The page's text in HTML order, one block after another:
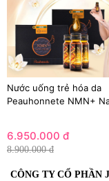
Nước uống trẻ hóa da
Peauhonnete NMN+
6.950.000 đ
8.900.000 đ
CÔNG TY CỔ PHẦN